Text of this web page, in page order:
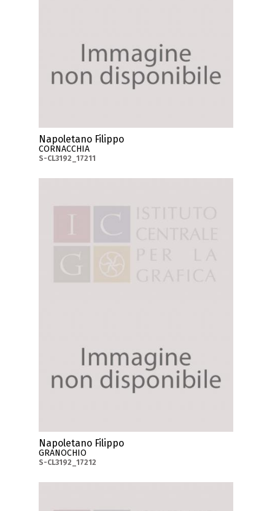
Napoletano Filippo
CORNACCHIA
S-CL3192_17211
Napoletano Filippo
GRANOCHIO
S-CL3192_17212